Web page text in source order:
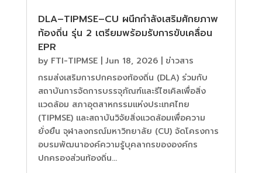
DLA–TIPMSE–CU ผนึกกำลังเสริมศักยภาพ
ท้องถิ่น รุ่น 2 เตรียมพร้อมรับการขับเคลื่อน
EPR
by FTI-TIPMSE| Jun 18, 2026| ข่าวสาร
กรมส่งเสริมการปกครองท้องถิ่น (DLA) ร่วมกับ
สถาบันการจัดการบรรจุภัณฑ์และรีไซเคิลเพื่อสิ่ง
แวดล้อม สภาอุตสาหกรรมแห่งประเทศไทย
(TIPMSE) และสถาบันวิจัยสิ่งแวดล้อมเพื่อความ
ยั่งยืน จุฬาลงกรณ์มหาวิทยาลัย (CU) จัดโครงการ
อบรมพัฒนาองค์ความรู้บุคลากรขององค์กร
ปกครองส่วนท้องถิ่น...